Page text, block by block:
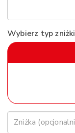
Wybierz typ zniżki